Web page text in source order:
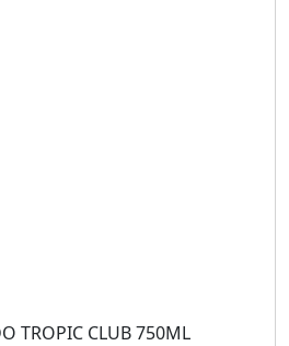
TROPIC CLUB 750ML